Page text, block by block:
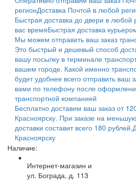
регионДоставка Почтой в любой
Быстрая доставка до двери в любой
вас времяБыстрая доставка
Мы можем отправить ваш заказ
Это быстрый и дешевый способ
вашу посылку в терминале
вашем городе. Какой именно
будет удобнее всего отправить ваш
вами по телефону после
транспортной компанией
Бесплатно доставим ваш заказ от
Красноярску. При заказе на
доставки составит всего 180 рублей.
Красноярску
Наличие:
Интернет-магазин и
ул. Бограда, д. 113